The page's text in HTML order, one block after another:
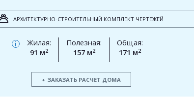
АРХИТЕКТУРНО-СТРОИТЕЛЬНЫЙ КОМПЛЕКТ ЧЕРТЕЖЕЙ
i
Жилая:
91 м2
Полезная:
157 м2
Общая:
171 м2
ЗАКАЗАТЬ РАСЧЕТ ДОМА